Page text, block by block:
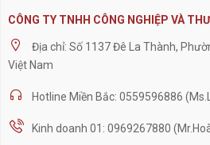
CÔNG TY TNHH CÔNG NGHIỆP VÀ
Địa chỉ: Số 1137 Đê La Thành,
Việt Nam
Hotline Miền Bắc: 0559596886
Kinh doanh 01: 0969267880